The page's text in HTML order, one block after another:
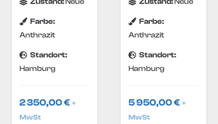
Farbe:
Anthrazit
Standort:
Hamburg
2 350,00€ +
MwSt
Farbe:
Anthrazit
Standort:
Hamburg
5 950,00€ +
MwSt